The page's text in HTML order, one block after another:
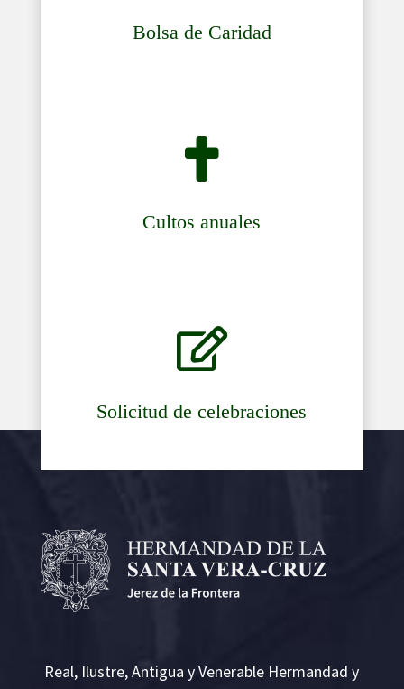
Bolsa de Caridad

Cultos anuales

Solicitud de celebraciones
Real, Ilustre, Antigua y Venerable Hermandad y